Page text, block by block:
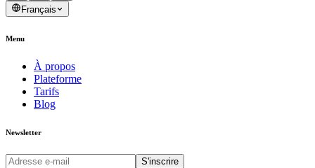
Français
Menu
À propos
Plateforme
Tarifs
Blog
Newsletter
S'inscrire